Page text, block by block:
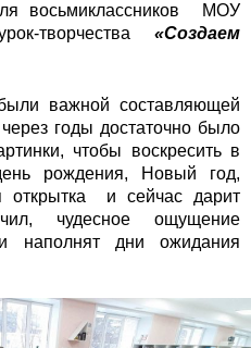
восьмиклассников МОУ
творчества «Создаем
важной составляющей
годы достаточно было
чтобы воскресить в
рождения, Новый год,
открытка и сейчас дарит
чудесное ощущение
наполнят дни ожидания